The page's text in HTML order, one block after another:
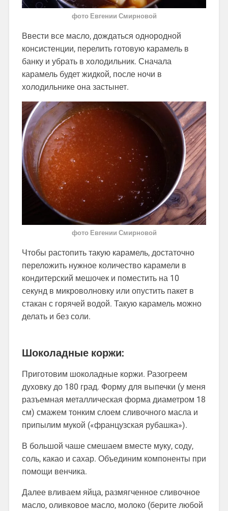
фото Евгении Смирновой
Ввести все масло, дождаться однородной
консистенции, перелить готовую карамель в
банку и убрать в холодильник. Сначала
карамель будет жидкой, после ночи в
холодильнике она застынет.
фото Евгении Смирновой
Чтобы растопить такую карамель, достаточно
переложить нужное количество карамели в
кондитерский мешочек и поместить на 10
секунд в микроволновку или опустить пакет в
стакан с горячей водой. Такую карамель можно
делать и без соли.
Шоколадные коржи:
Приготовим шоколадные коржи. Разогреем
духовку до 180 град. Форму для выпечки (у меня
разъемная металлическая форма диаметром 18
см) смажем тонким слоем сливочного масла и
припылим мукой («французская рубашка»).
В большой чаше смешаем вместе муку, соду,
соль, какао и сахар. Объединим компоненты при
помощи венчика.
Далее вливаем яйца, размягченное сливочное
масло, оливковое масло, молоко (берите любой